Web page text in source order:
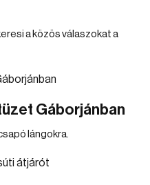
a közös válaszokat a
Gáborjánban
lángokra.